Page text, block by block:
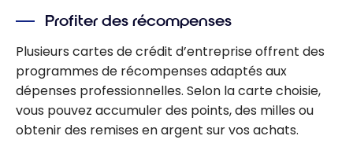
Profiter des récompenses
Plusieurs cartes de crédit d’entreprise offrent des
programmes de récompenses adaptés aux
dépenses professionnelles. Selon la carte choisie,
vous pouvez accumuler des points, des milles ou
obtenir des remises en argent sur vos achats.